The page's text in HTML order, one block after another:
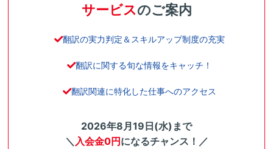
サービスのご案内
翻訳の実力判定＆スキルアップ制度の充実
翻訳に関する旬な情報をキャッチ！
翻訳関連に特化した仕事へのアクセス
2026年8月19日(水)まで
＼ 入会金0円になるチャンス！／